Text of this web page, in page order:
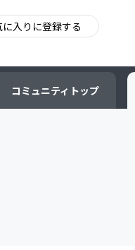
for Social Good
に入りに登録する
コミュニティ トップ